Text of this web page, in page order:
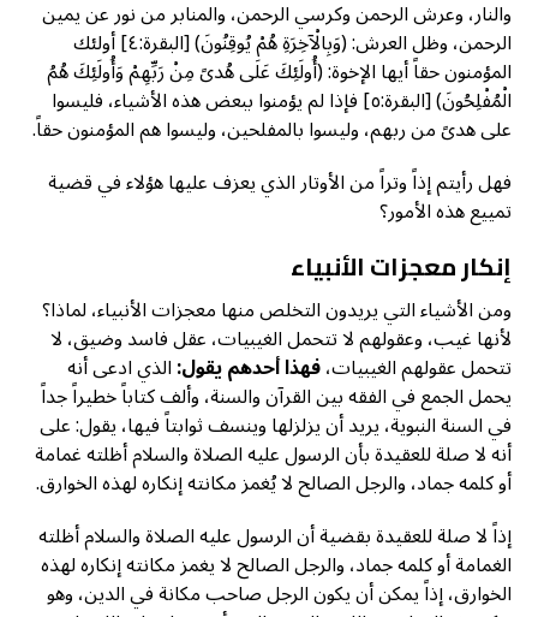
والنار، وعرش الرحمن وكرسي الرحمن، والمنابر من نور عن يمين
الرحمن، وظل العرش: (وَبِالْآخِرَةِ هُمْ يُوقِنُونَ) [البقرة:٤] أولئك
المؤمنون حقاً أيها الإخوة: (أُولَئِكَ عَلَى هُدىً مِنْ رَبِّهِمْ وَأُولَئِكَ هُمُ
الْمُفْلِحُونَ) [البقرة:٥] فإذا لم يؤمنوا ببعض هذه الأشياء، فليسوا
على هدىً من ربهم، وليسوا بالمفلحين، وليسوا هم المؤمنون حقاً.
فهل رأيتم إذاً وتراً من الأوتار الذي يعزف عليها هؤلاء في قضية
تمييع هذه الأمور؟
إنكار معجزات الأنبياء
ومن الأشياء التي يريدون التخلص منها معجزات الأنبياء، لماذا؟
لأنها غيب، وعقولهم لا تتحمل الغيبيات، عقل فاسد وضيق، لا
تتحمل عقولهم الغيبيات،فهذا أحدهم يقول:الذي ادعى أنه
يحمل الجمع في الفقه بين القرآن والسنة، وألف كتاباً خطيراً جداً
في السنة النبوية، يريد أن يزلزلها وينسف ثوابتاً فيها، يقول: على
أنه لا صلة للعقيدة بأن الرسول عليه الصلاة والسلام أظلته غمامة
أو كلمه جماد، والرجل الصالح لا يُغمز مكانته إنكاره لهذه الخوارق.
إذاً لا صلة للعقيدة بقضية أن الرسول عليه الصلاة والسلام أظلته
الغمامة أو كلمه جماد، والرجل الصالح لا يغمز مكانته إنكاره لهذه
الخوارق، إذاً يمكن أن يكون الرجل صاحب مكانة في الدين، وهو